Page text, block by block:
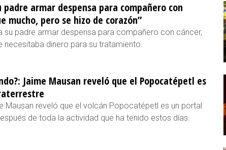
padre armar despensa para compañero con
mucho, pero se hizo de corazón”
su padre armar despensa para compañero con cáncer,
necesitaba dinero para su tratamiento.
Jaime Mausan reveló que el Popocatépetl es
Mausan reveló que el volcán Popocatépetl es un portal
de toda la actividad que ha tenido estos días.